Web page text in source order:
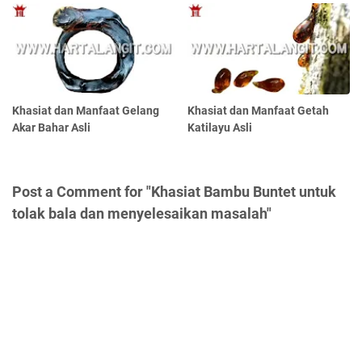
Khasiat dan Manfaat Gelang
Akar Bahar Asli
Khasiat dan Manfaat Getah
Katilayu Asli
Post a Comment for "Khasiat Bambu Buntet untuk
tolak bala dan menyelesaikan masalah"